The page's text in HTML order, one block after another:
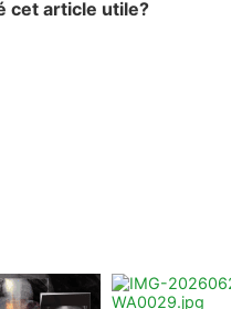
cet article utile?